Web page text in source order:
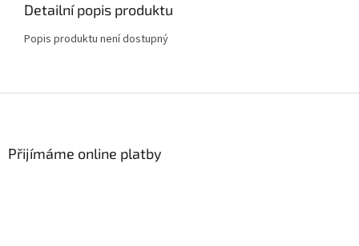
Detailní popis produktu
Popis produktu není dostupný
Přijímáme online platby